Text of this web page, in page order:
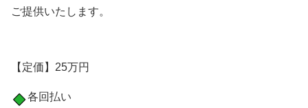
ご提供いたします。
【定価】25万円
各回払い